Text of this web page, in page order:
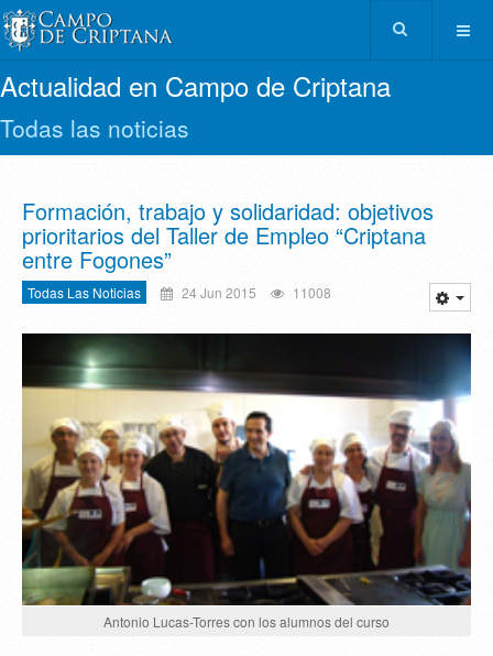
Actualidad en Campo de Criptana
Todas las noticias
Formación, trabajo y solidaridad: objetivos
prioritarios del Taller de Empleo “Criptana
entre Fogones”
Todas Las Noticias 24 Jun 2015 11008
Antonio Lucas-Torres con los alumnos del curso